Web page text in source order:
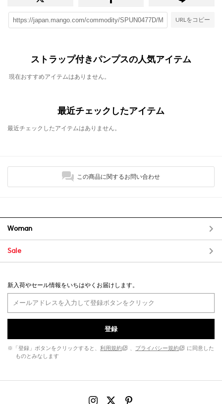
URLをコピー
ストラップ付きパンプスの人気アイテム
現在おすすめアイテムはありません。
最近チェックしたアイテム
最近チェックしたアイテムはありません。
この商品に関するお問い合わせ
Woman
Sale
新入荷やセール情報をいちはやくお届けします。
登録
※「登録」ボタンをクリックすると、 利用規約 、 プライバシー規約
に同意した
ものとみなします